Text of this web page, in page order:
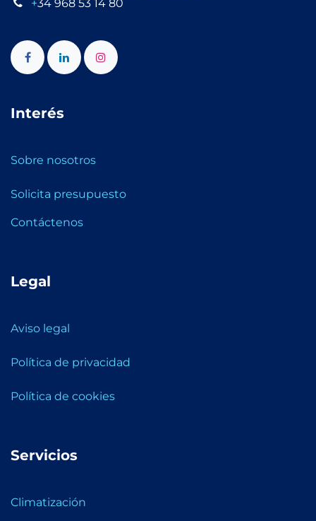
+34 968 53 14 80
Interés
Sobre nosotros
Solicita presupuesto
Contáctenos
Legal
Aviso legal
Política de privacidad
Política de cookies
Servicios
Climatización